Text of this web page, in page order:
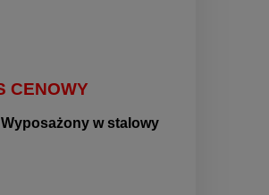
CENOWY
w stalowy